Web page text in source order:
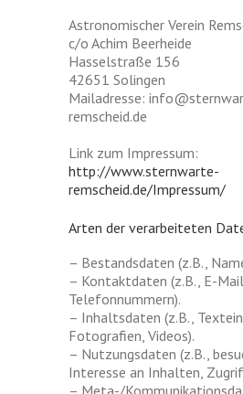
Astronomischer Verein
c/o Achim Beerheide
Hasselstraße 156
42651 Solingen
Mailadresse:
remscheid.de
Link zum Impressum:
http://www.sternwarte-
remscheid.de/Impressum/
Arten der verarbeiteten
– Bestandsdaten (z.B.,
– Kontaktdaten (z.B., E-Mail,
Telefonnummern).
– Inhaltsdaten (z.B.,
Fotografien, Videos).
– Nutzungsdaten (z.B.,
Interesse an Inhalten,
– Meta-/